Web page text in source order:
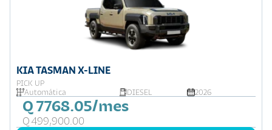
KIA TASMAN X-LINE
PICK UP
Automática
DIESEL 2026
Q 7768.05/mes
Q 499,900.00